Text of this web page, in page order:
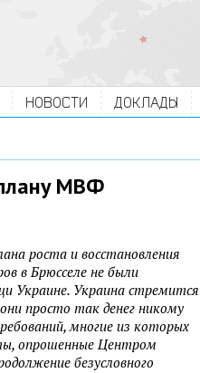
НОВОСТИ ДОКЛАДЫ
МВФ
роста и восстановления
в Брюсселе не были
Украине. Украина стремится
просто так денег никому
многие из которых
опрошенные Центром
безусловного